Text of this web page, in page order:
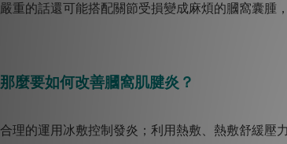
嚴重的話還可能搭配關節受損變成麻煩的膕窩囊腫
那麼要如何改善膕窩肌腱炎？
合理的運用冰敷控制發炎；利用熱敷、熱敷舒緩壓